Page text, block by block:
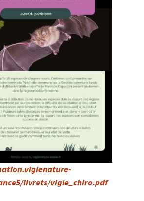
livrets/vigie_chiro.pdf